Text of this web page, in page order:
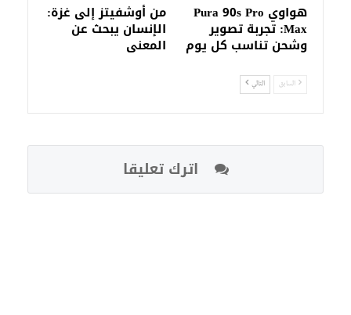
هواوي Pura 90s Pro
Max: تجربة تصوير
وشحن تناسب كل يوم
من أوشفيتز إلى غزة:
الإنسان يبحث عن
المعنى
السابق التالي
اترك تعليقا